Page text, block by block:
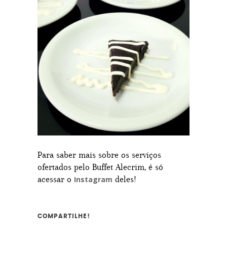
Para saber mais sobre os serviços
ofertados pelo Buffet Alecrim, é só
acessar o Instagram deles!
COMPARTILHE!